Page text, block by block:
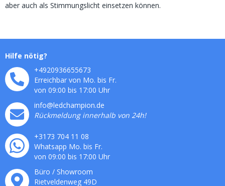
aber auch als Stimmungslicht einsetzen können.
Hilfe nötig?
+4920936655673
Erreichbar von Mo. bis Fr.
von 09:00 bis 17:00 Uhr
info@ledchampion.de
Rückmeldung innerhalb von 24h!
+3173 704 11 08
Whatsapp Mo. bis Fr.
von 09:00 bis 17:00 Uhr
Büro / Showroom
Rietveldenweg 49D